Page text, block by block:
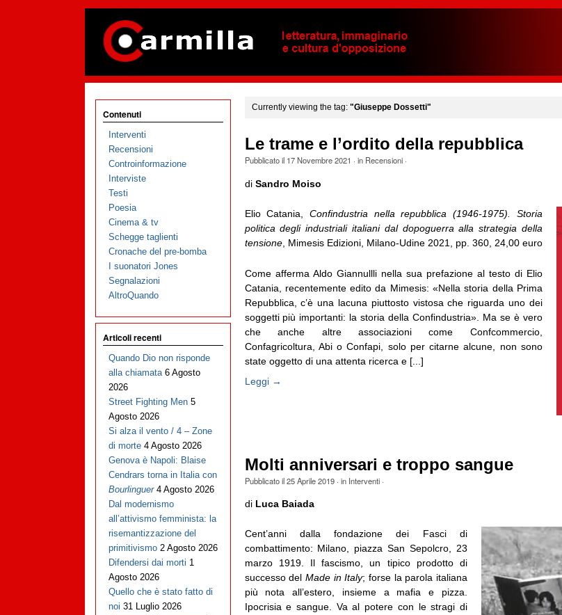
Currently viewing the tag: "Giuseppe Dossetti"
Le trame e l’ordito della repubblica
Pubblicato il 17 Novembre 2021 · in Recensioni·
di Sandro Moiso
Elio Catania,Confindustria nella repubblica (1946-1975). Storia
politica degli industriali italiani dal dopoguerra alla strategia della
tensione, Mimesis Edizioni, Milano-Udine 2021, pp. 360, 24,00 euro
Come afferma Aldo Giannullli nella sua prefazione al testo di Elio
Catania, recentemente edito da Mimesis: «Nella storia della Prima
Repubblica, c’è una lacuna piuttosto vistosa che riguarda uno dei
soggetti più importanti: la storia della Confindustria». Ma se è vero
che anche altre associazioni come Confcommercio,
Confagricoltura, Abi o Confapi, solo per citarne alcune, non sono
state oggetto di una attenta ricerca e [...]
Leggi →
Molti anniversari e troppo sangue
Pubblicato il25 Aprile 2019· in Interventi·
di Luca Baiada
Cent’anni dalla fondazione dei Fasci di
combattimento: Milano, piazza San Sepolcro, 23
marzo 1919. Il fascismo, un tipico prodotto di
successo del Made in Italy; forse la parola italiana
più nota all’estero, insieme a mafia e pizza.
Ipocrisia e sangue. Va al potere con le stragi di
Contenuti
Interventi
Recensioni
Controinformazione
Interviste
Testi
Poesia
Cinema & tv
Schegge taglienti
Cronache del pre-bomba
I suonatori Jones
Segnalazioni
AltroQuando
Articoli recenti
Quando Dio non risponde
alla chiamata 6 Agosto
2026
Street Fighting Men 5
Agosto 2026
Si alza il vento / 4 – Zone
di morte 4 Agosto 2026
Genova è Napoli: Blaise
Cendrars torna in Italia con
Bourlinguer 4 Agosto 2026
Dal modernismo
all’attivismo femminista: la
risemantizzazione del
primitivismo 2 Agosto 2026
Difendersi dai morti 1
Agosto 2026
Quello che è stato fatto di
noi 31 Luglio 2026